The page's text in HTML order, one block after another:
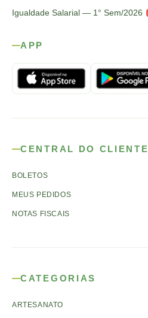
Igualdade Salarial — 1° Sem/2026
APP
CENTRAL DO CLIENTE
BOLETOS
MEUS PEDIDOS
NOTAS FISCAIS
CATEGORIAS
ARTESANATO